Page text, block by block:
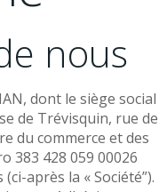
nous
dont le siège social
de Trévisquin, rue de
du commerce et des
383 428 059 00026
après la « Société”).